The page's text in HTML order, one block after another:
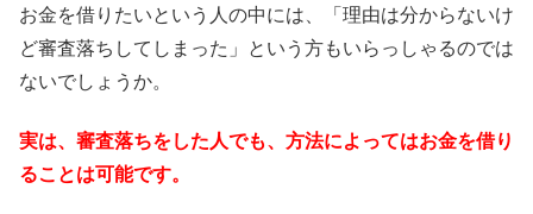
お金を借りたいという人の中には、「理由は分からないけ
ど審査落ちしてしまった」という方もいらっしゃるのでは
ないでしょうか。
実は、審査落ちをした人でも、方法によってはお金を借り
ることは可能です。